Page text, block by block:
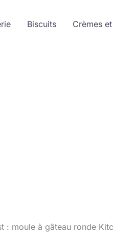
Biscuits Crèmes
: moule à gâteau ronde